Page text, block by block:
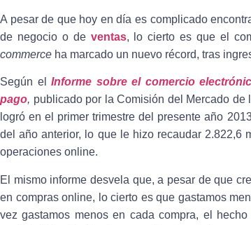
A pesar de que hoy en día es complicado
de negocio o de ventas, lo cierto es que el
commerce ha marcado un nuevo récord, tras
Según elInforme sobre el comercio
pago, publicado por la Comisión del Mercado
logró en el primer trimestre del presente año
del año anterior, lo que le hizo recaudar 2.822,6
operaciones online.
El mismo informe desvela que, a pesar de que
en compras online, lo cierto es que gastamos
vez gastamos menos en cada compra, el